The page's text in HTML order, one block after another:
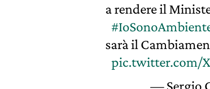
a rendere il
sarà il
pic.twitter.com/
— Sergio